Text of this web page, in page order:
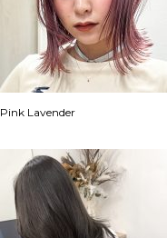
Pink Lavender